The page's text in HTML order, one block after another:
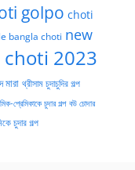
golpo choti
bangla choti new
2023
মারা থ্রীসাম চুদাচুদির গল্প
প্রেমিকাকে চুদার গল্প বউ চোদার
চুদার গল্প